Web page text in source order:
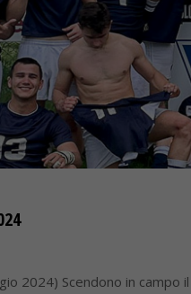
2024) Scendono in campo